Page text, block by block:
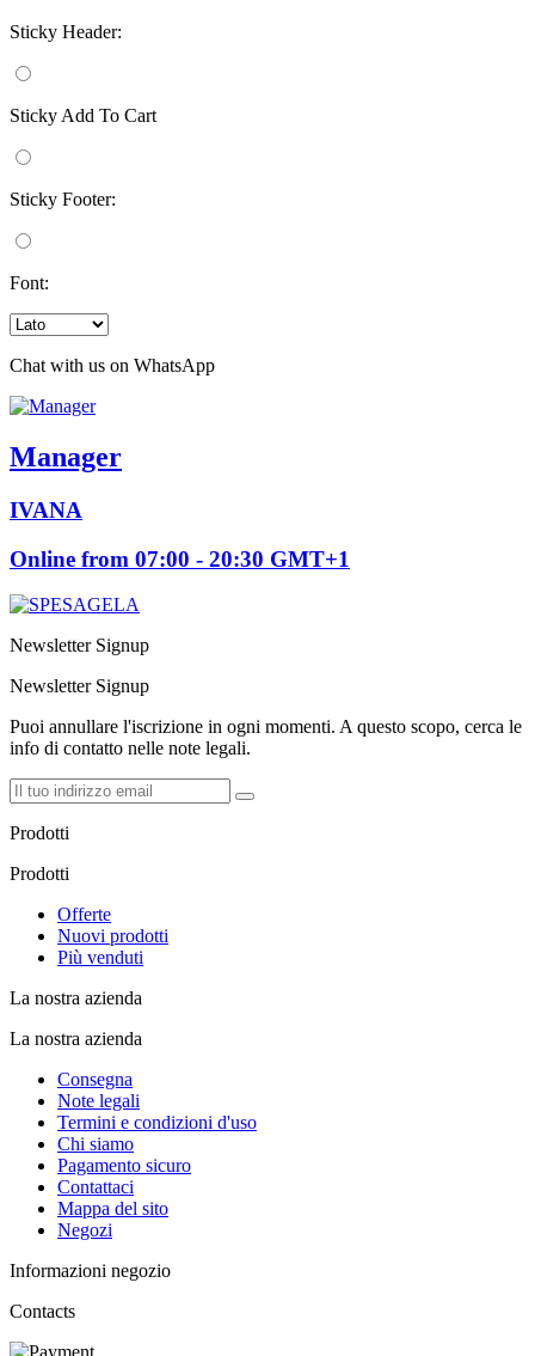
Sticky Header:
Sticky Add To Cart
Sticky Footer:
Font:
Chat with us on WhatsApp
Manager
IVANA
Online from 07:00 - 20:30 GMT+1
Newsletter Signup
Newsletter Signup
Puoi annullare l'iscrizione in ogni momenti. A questo scopo, cerca le
info di contatto nelle note legali.
Prodotti
Prodotti
Offerte
Nuovi prodotti
Più venduti
La nostra azienda
La nostra azienda
Consegna
Note legali
Termini e condizioni d'uso
Chi siamo
Pagamento sicuro
Contattaci
Mappa del sito
Negozi
Informazioni negozio
Contacts